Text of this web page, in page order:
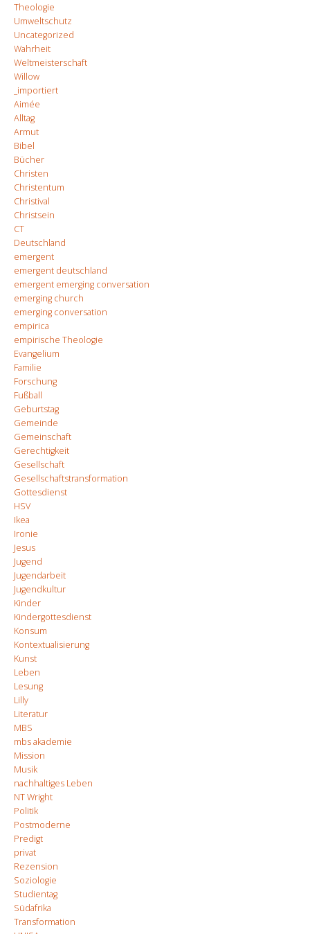
Theologie
Umweltschutz
Uncategorized
Wahrheit
Weltmeisterschaft
Willow
_importiert
Aimée
Alltag
Armut
Bibel
Bücher
Christen
Christentum
Christival
Christsein
CT
Deutschland
emergent
emergent deutschland
emergent emerging conversation
emerging church
emerging conversation
empirica
empirische Theologie
Evangelium
Familie
Forschung
Fußball
Geburtstag
Gemeinde
Gemeinschaft
Gerechtigkeit
Gesellschaft
Gesellschaftstransformation
Gottesdienst
HSV
Ikea
Ironie
Jesus
Jugend
Jugendarbeit
Jugendkultur
Kinder
Kindergottesdienst
Konsum
Kontextualisierung
Kunst
Leben
Lesung
Lilly
Literatur
MBS
mbs akademie
Mission
Musik
nachhaltiges Leben
NT Wright
Politik
Postmoderne
Predigt
privat
Rezension
Soziologie
Studientag
Südafrika
Transformation